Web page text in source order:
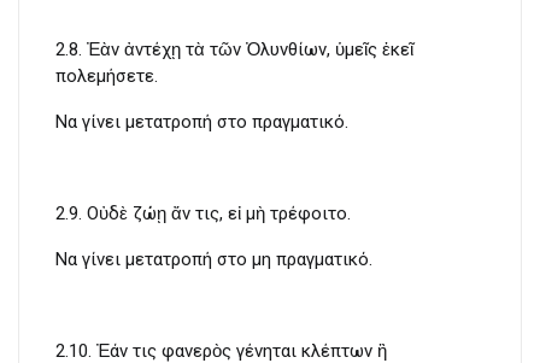
2.8. Ἐὰν ἀντέχῃ τὰ τῶν Ὀλυνθίων, ὑμεῖς ἐκεῖ
πολεμήσετε.
Να γίνει μετατροπή στο πραγματικό.
2.9. Οὐδὲ ζώῃ ἄν τις, εἰ μὴ τρέφοιτο.
Να γίνει μετατροπή στο μη πραγματικό.
2.10. Ἐάν τις φανερὸς γένηται κλέπτων ἢ